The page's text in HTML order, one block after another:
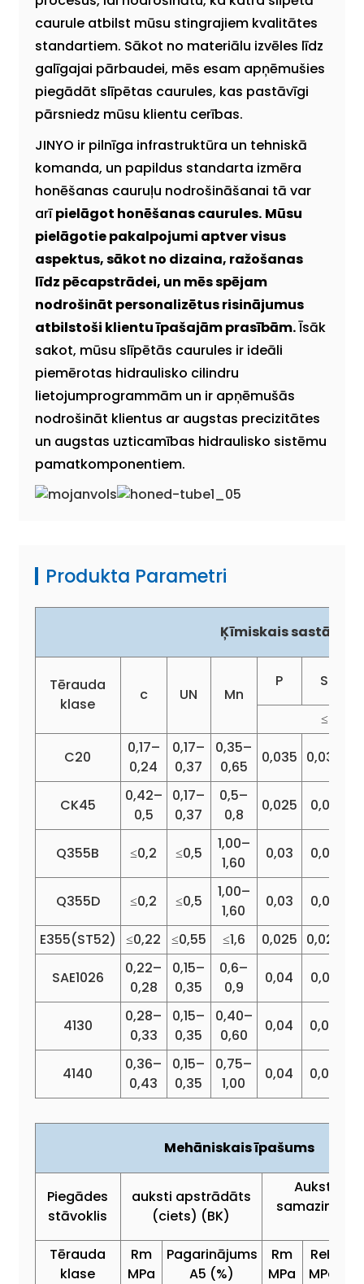
caurule atbilst mūsu stingrajiem kvalitātes
standartiem. Sākot no materiālu izvēles līdz
galīgajai pārbaudei, mēs esam apņēmušies
piegādāt slīpētas caurules, kas pastāvīgi
pārsniedz mūsu klientu cerības.
JINYO ir pilnīga infrastruktūra un tehniskā
komanda, un papildus standarta izmēra
honēšanas cauruļu nodrošināšanai tā var
arīpielāgot honēšanas caurules. Mūsu
pielāgotie pakalpojumi aptver visus
aspektus, sākot no dizaina, ražošanas
līdz pēcapstrādei, un mēs spējam
nodrošināt personalizētus risinājumus
atbilstoši klientu īpašajām prasībām.Īsāk
sakot, mūsu slīpētās caurules ir ideāli
piemērotas hidraulisko cilindru
lietojumprogrammām un ir apņēmušās
nodrošināt klientus ar augstas precizitātes
un augstas uzticamības hidraulisko sistēmu
pamatkomponentiem.
Produkta Parametri
Ķīmiskais sastāvs
Tērauda
klase
c UN Mn
P S
≤
C20
0,17–
0,24
0,17–
0,37
0,35–
0,65
0,035 0,035
CK45
0,42–
0,5
0,17–
0,37
0,5–
0,8
0,025 0,02
Q355B ≤0,2 ≤0,5
1,00–
1,60
0,03 0,03
Q355D ≤0,2 ≤0,5
1,00–
1,60
0,03 0,03
E355(ST52) ≤0,22 ≤0,55 ≤1,6 0,025 0,025
SAE1026
0,22–
0,28
0,15–
0,35
0,6–
0,9
0,04 0,05
4130
0,28–
0,33
0,15–
0,35
0,40–
0,60
0,04 0,04
4140
0,36–
0,43
0,15–
0,35
0,75–
1,00
0,04 0,04
Mehāniskais īpašums
Piegādes
stāvoklis
auksti apstrādāts
(ciets) (BK)
Auksti
samazinātu
Tērauda
klase
Rm
MPa
Pagarinājums
A5 (%)
Rm
MPa
ReH
MPa